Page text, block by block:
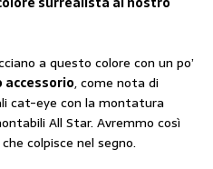
a questo colore con un po’
accessorio, come nota di
cat-eye con la montatura
All Star. Avremmo così
colpisce nel segno.